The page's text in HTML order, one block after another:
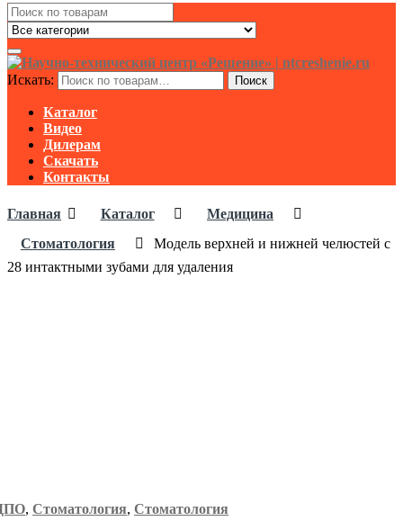
Search
for:
Искать: Поиск
Каталог
Видео
Дилерам
Скачать
Контакты
Главная Каталог
Медицина
Стоматология
Модель верхней и нижней челюстей с
28 интактными зубами для удаления
, Стоматология, Стоматология